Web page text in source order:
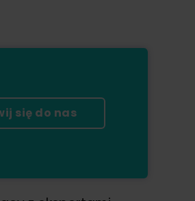
się do nas